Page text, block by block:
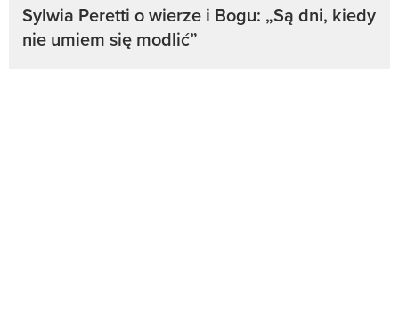
Sylwia Peretti o wierze i Bogu: „Są dni, kiedy
nie umiem się modlić”